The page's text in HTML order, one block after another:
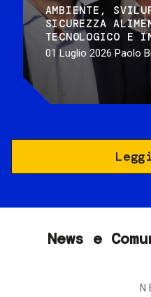
AMBIENTE
SICUREZZA
TECNOLOGICO E
01 Luglio 2026 Paolo
News e